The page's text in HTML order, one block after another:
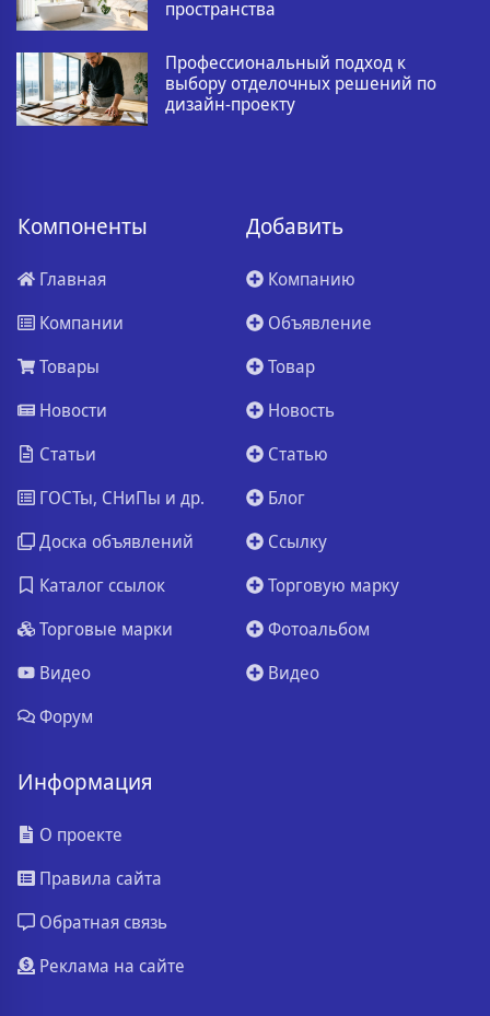
пространства
Профессиональный подход к
выбору отделочных решений по
дизайн-проекту
Компоненты
Главная
Компании
Товары
Новости
Статьи
ГОСТы, СНиПы и др.
Доска объявлений
Каталог ссылок
Торговые марки
Видео
Форум
Добавить
Компанию
Объявление
Товар
Новость
Статью
Блог
Ссылку
Торговую марку
Фотоальбом
Видео
Информация
О проекте
Правила сайта
Обратная связь
Реклама на сайте